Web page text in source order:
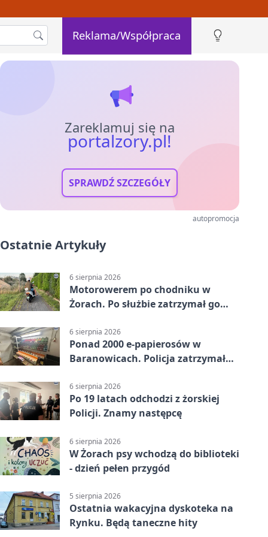
Reklama/Współpraca
Zareklamuj się na
portalzory.pl!
SPRAWDŹ SZCZEGÓŁY
autopromocja
Ostatnie Artykuły
6 sierpnia 2026
Motorowerem po chodniku w
Żorach. Po służbie zatrzymał go
6 sierpnia 2026
Ponad 2000 e-papierosów w
Baranowicach. Policja zatrzymała
6 sierpnia 2026
Po 19 latach odchodzi z żorskiej
Policji. Znamy następcę
6 sierpnia 2026
W Żorach psy wchodzą do biblioteki
- dzień pełen przygód
5 sierpnia 2026
Ostatnia wakacyjna dyskoteka na
Rynku. Będą taneczne hity